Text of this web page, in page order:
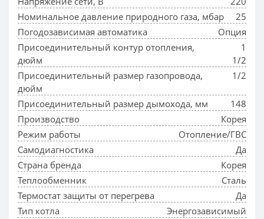
Номинальное давление природного газа, мбар
25
Погодозависимая автоматика
Опция
Присоединительный контур отопления,
дюйм
1
1/2
Присоединительный размер газопровода,
дюйм
1/2
Присоединительный размер дымохода, мм
148
Производство
Корея
Режим работы
Отопление/ГВС
Самодиагностика
Да
Страна бренда
Корея
Теплообменник
Сталь
Термостат защиты от перегрева
Да
Тип котла
Энергозависимый